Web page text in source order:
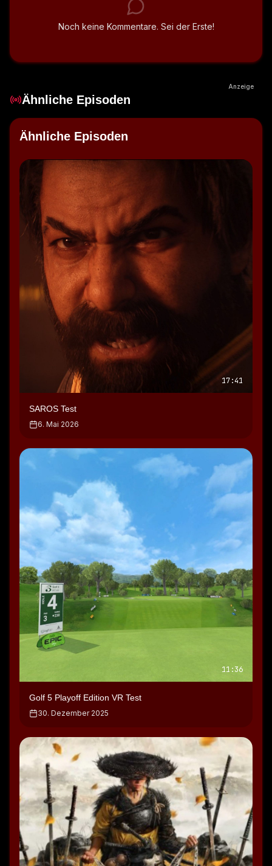
Noch keine Kommentare. Sei der Erste!
Anzeige
Ähnliche Episoden
Ähnliche Episoden
17:41
SAROS Test
6. Mai 2026
11:36
Golf 5 Playoff Edition VR Test
30. Dezember 2025